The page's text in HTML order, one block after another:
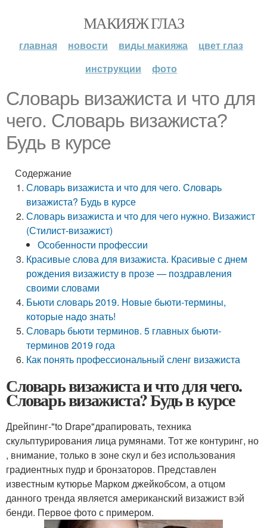
МАКИЯЖ ГЛАЗ
главная новости виды макияжа
цвет глаз
инструкции
фото
Словарь визажиста и что для
чего. Cловарь визажиста?
Будь в курсе
Содержание
Словарь визажиста и что для чего. Cловарь
визажиста? Будь в курсе
Словарь визажиста и что для чего нужно. Визажист
(Стилист-визажист)
Особенности профессии
Красивые слова для визажиста. Красивые с днем
рождения визажисту в прозе — поздравления
своими словами
Бьюти словарь 2019. Новые бьюти-термины,
которые надо знать!
Словарь бьюти терминов. 5 главных бьюти-
терминов 2019 года
Как понять профессиональный сленг визажиста
Словарь визажиста и что для чего.
Cловарь визажиста? Будь в курсе
Дрейпинг-"to Drape"драпировать, техника
скульптурирования лица румянами. Тот же контуринг, но
, внимание, только в зоне скул и без использования
градиентных пудр и бронзаторов. Представлен
известным кутюрье Марком джейкобсом, а отцом
данного тренда является американский визажист вэй
бенди. Первое фото с примером.